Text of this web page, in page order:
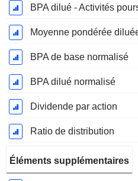
BPA dilué - Activités
BPA de base normalisé
BPA dilué normalisé
Dividende par action
Ratio de distribution
Éléments supplémentaires